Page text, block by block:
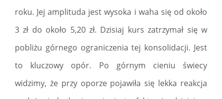
roku. Jej amplituda jest wysoka i waha się od około
3 zł do około 5,20 zł. Dzisiaj kurs zatrzymał się w
pobliżu górnego ograniczenia tej konsolidacji. Jest
to kluczowy opór. Po górnym cieniu świecy
widzimy, że przy oporze pojawiła się lekka reakcja